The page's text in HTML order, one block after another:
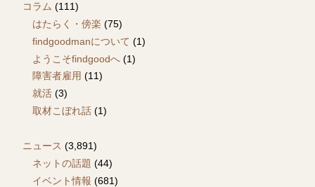
コラム (111)
はたらく・傍楽 (75)
findgoodmanについて (1)
ようこそfindgoodへ (1)
障害者雇用 (11)
就活 (3)
取材こぼれ話 (1)
ニュース (3,891)
ネットの話題 (44)
イベント情報 (681)